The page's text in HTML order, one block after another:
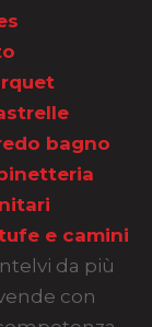
bagno
e camini
da più
con